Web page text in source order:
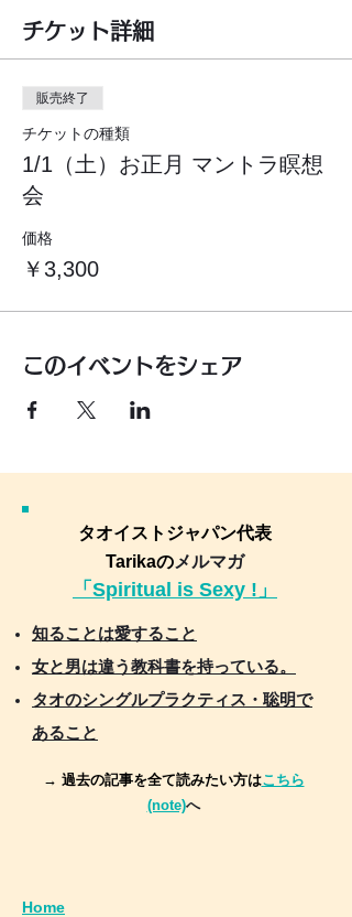
チケット詳細
販売終了
チケットの種類
1/1（土）お正月 マントラ瞑想
会
価格
￥3,300
このイベントをシェア
タオイストジャパン代表
Tarikaのメルマガ
「Spiritual is Sexy !」
知ることは愛すること
女と男は違う教科書を持っている。
タオのシングルプラクティス・聡明で
あること
→ 過去の記事を全て読みたい方はこちら
(note)へ
Home